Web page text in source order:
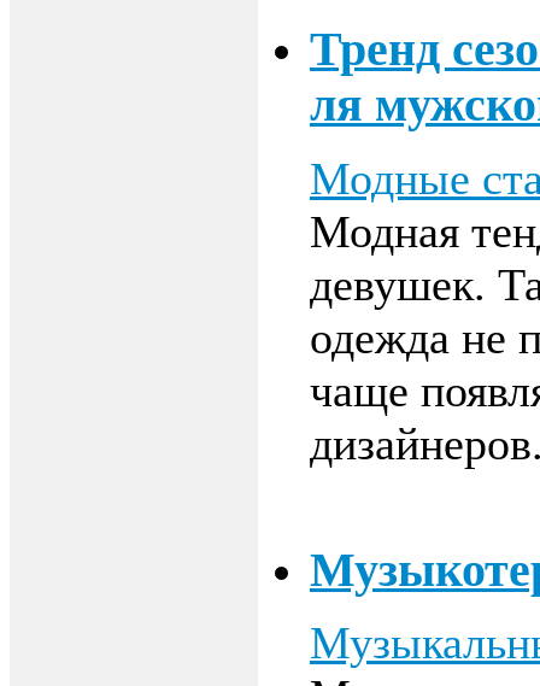
Тренд
ля
Модные
Модная
девушек.
одежда не
чаще